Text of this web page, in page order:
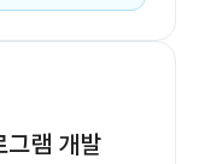
램 개발